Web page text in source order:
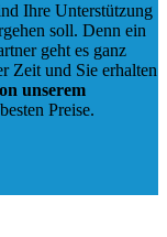
Ihre Unterstützung
soll. Denn ein
geht es ganz
Zeit und Sie erhalten
unserem
Preise.